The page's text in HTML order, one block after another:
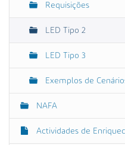
Requisições
LED Tipo 2
LED Tipo 3
Exemplos de
NAFA
Actividades de